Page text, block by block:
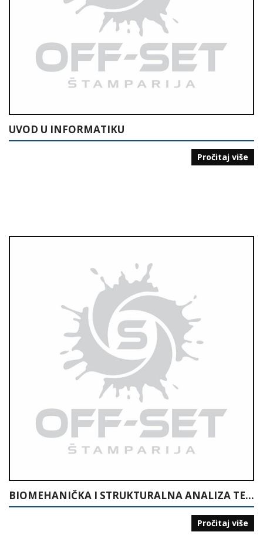
UVOD U INFORMATIKU
Pročitaj više
BIOMEHANIČKA I STRUKTURALNA ANALIZA TEHNIKE RUKOMETA
Pročitaj više